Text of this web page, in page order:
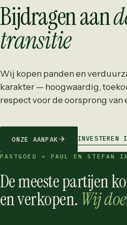
Bijdragen aan
transitie
Wij kopen panden en
karakter — hoogwaardig,
respect voor de oorsprong van
ONZE AANPAK INVESTEREN
PASTGOED = PAUL EN STEFAN
De meeste partijen
en verkopen. Wij